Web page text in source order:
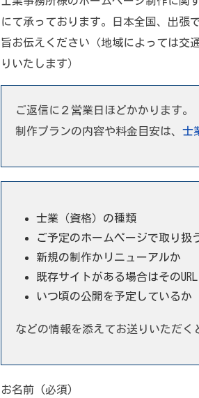
にて承っております。日本全国、出張
旨お伝えください（地域によっては交
りいたします）
ご返信に２営業日ほどかかります。
制作プランの内容や料金目安は、 士
士業（資格）の種類
ご予定のホームページで取り扱
新規の制作かリニューアルか
既存サイトがある場合はそのURL
いつ頃の公開を予定しているか
などの情報を添えてお送りいただく
お名前 (必須)